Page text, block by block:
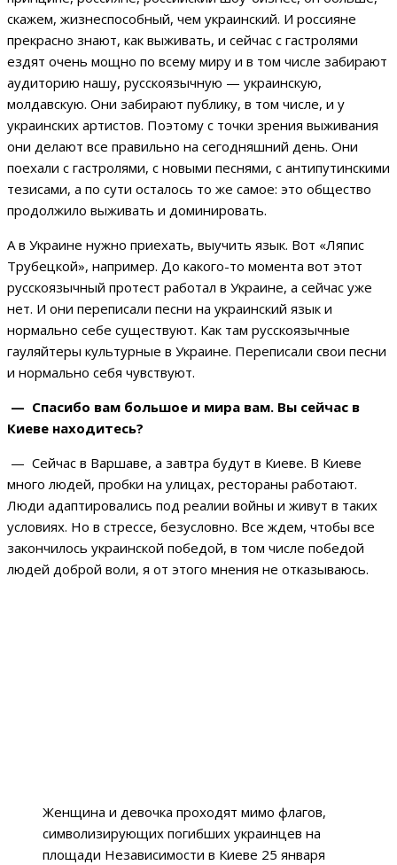
скажем, жизнеспособный, чем украинский. И россияне
прекрасно знают, как выживать, и сейчас с гастролями
ездят очень мощно по всему миру и в том числе забирают
аудиторию нашу, русскоязычную — украинскую,
молдавскую. Они забирают публику, в том числе, и у
украинских артистов. Поэтому с точки зрения выживания
они делают все правильно на сегодняшний день. Они
поехали с гастролями, с новыми песнями, с антипутинскими
тезисами, а по сути осталось то же самое: это общество
продолжило выживать и доминировать.
А в Украине нужно приехать, выучить язык. Вот «Ляпис
Трубецкой», например. До какого-то момента вот этот
русскоязычный протест работал в Украине, а сейчас уже
нет. И они переписали песни на украинский язык и
нормально себе существуют. Как там русскоязычные
гауляйтеры культурные в Украине. Переписали свои песни
и нормально себя чувствуют.
— Спасибо вам большое и мира вам. Вы сейчас в
Киеве находитесь?
— Сейчас в Варшаве, а завтра будут в Киеве. В Киеве
много людей, пробки на улицах, рестораны работают.
Люди адаптировались под реалии войны и живут в таких
условиях. Но в стрессе, безусловно. Все ждем, чтобы все
закончилось украинской победой, в том числе победой
людей доброй воли, я от этого мнения не отказываюсь.
Женщина и девочка проходят мимо флагов,
символизирующих погибших украинцев на
площади Независимости в Киеве 25 января